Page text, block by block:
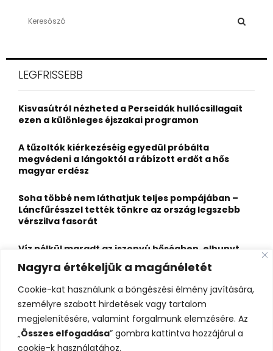
Nagyra értékeljük a magánéletét
Cookie-kat használunk a böngészési élmény javítására,
személyre szabott hirdetések vagy tartalom
megjelenítésére, valamint forgalmunk elemzésére. Az
„Összes elfogadása” gombra kattintva hozzájárul a
cookie-k használatához.
h
o
r
LEGFRISSEBB
Kisvasútról nézheted a Perseidák hullócsillagait
ezen a különleges éjszakai programon
A tűzoltók kiérkezéséig egyedül próbálta
megvédeni a lángoktól a rábízott erdőt a hős
magyar erdész
Soha többé nem láthatjuk teljes pompájában –
Láncfűrésszel tették tönkre az ország legszebb
vérszilva fasorát
Víz nélkül maradt az iszonyú hőségben, elhunyt
egy kiránduló a legnépszerűbb horvát
hegységben
Felbecsülhetetlen értékű honfoglaláskori
leletegyüttes került elő Pest megyében – videóval